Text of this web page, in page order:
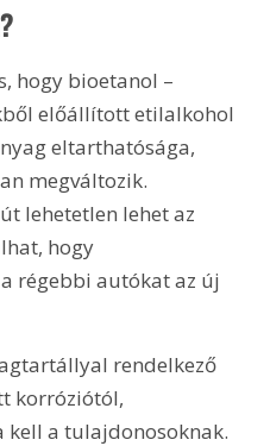
hogy bioetanol –
előállított etilalkohol
eltarthatósága,
megváltozik.
lehetetlen lehet az
hogy
régebbi autókat az új
rendelkező
korróziótól,
a tulajdonosoknak.